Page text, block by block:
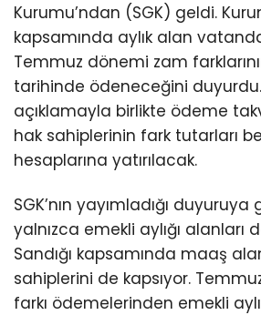
Kurumu’ndan (SGK) geldi.
kapsamında aylık alan
Temmuz dönemi zam
tarihinde ödeneceğini duyurdu.
açıklamayla birlikte ödeme
hak sahiplerinin fark tutarları
hesaplarına yatırılacak.
SGK’nın yayımladığı
yalnızca emekli aylığı alanları
Sandığı kapsamında maaş
sahiplerini de kapsıyor.
farkı ödemelerinden emekli